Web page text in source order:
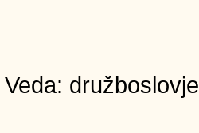
Veda: družboslovje